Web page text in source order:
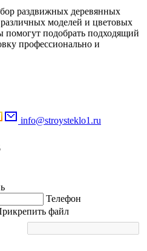
раздвижных деревянных
моделей и цветовых
подобрать подходящий
профессионально и
info@stroysteklo1.ru
Телефон
файл